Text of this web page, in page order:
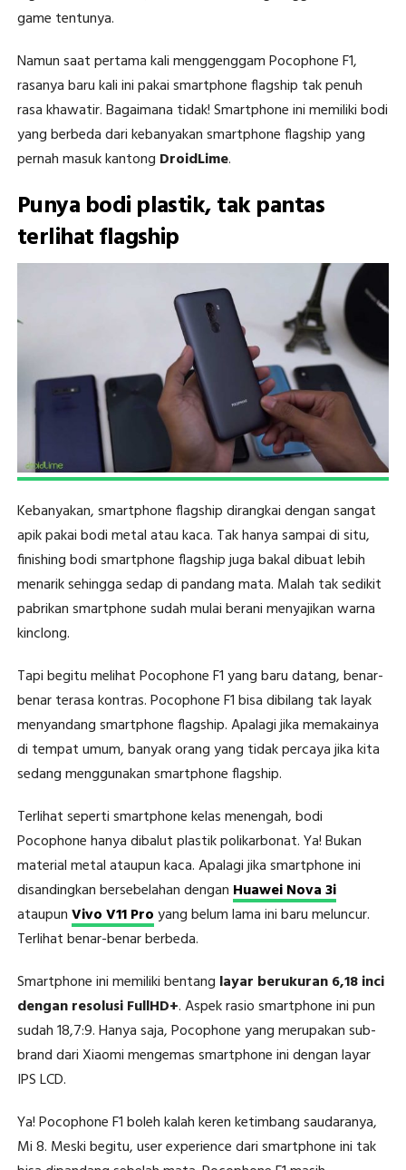
game tentunya.
Namun saat pertama kali menggenggam Pocophone F1,
rasanya baru kali ini pakai smartphone flagship tak penuh
rasa khawatir. Bagaimana tidak! Smartphone ini memiliki bodi
yang berbeda dari kebanyakan smartphone flagship yang
pernah masuk kantong DroidLime.
Punya bodi plastik, tak pantas
terlihat flagship
Kebanyakan, smartphone flagship dirangkai dengan sangat
apik pakai bodi metal atau kaca. Tak hanya sampai di situ,
finishing bodi smartphone flagship juga bakal dibuat lebih
menarik sehingga sedap di pandang mata. Malah tak sedikit
pabrikan smartphone sudah mulai berani menyajikan warna
kinclong.
Tapi begitu melihat Pocophone F1 yang baru datang, benar-
benar terasa kontras. Pocophone F1 bisa dibilang tak layak
menyandang smartphone flagship. Apalagi jika memakainya
di tempat umum, banyak orang yang tidak percaya jika kita
sedang menggunakan smartphone flagship.
Terlihat seperti smartphone kelas menengah, bodi
Pocophone hanya dibalut plastik polikarbonat. Ya! Bukan
material metal ataupun kaca. Apalagi jika smartphone ini
disandingkan bersebelahan dengan Huawei Nova 3i
ataupunVivo V11 Proyang belum lama ini baru meluncur.
Terlihat benar-benar berbeda.
Smartphone ini memiliki bentang layar berukuran 6,18 inci
dengan resolusi FullHD+. Aspek rasio smartphone ini pun
sudah 18,7:9. Hanya saja, Pocophone yang merupakan sub-
brand dari Xiaomi mengemas smartphone ini dengan layar
IPS LCD.
Ya! Pocophone F1 boleh kalah keren ketimbang saudaranya,
Mi 8. Meski begitu, user experience dari smartphone ini tak